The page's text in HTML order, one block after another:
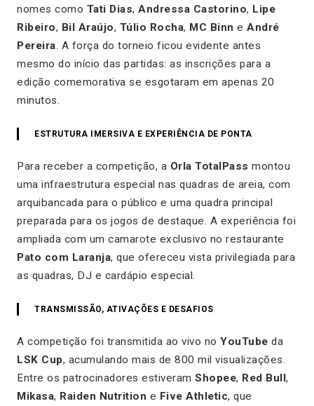
nomes como Tati Dias, Andressa Castorino, Lipe
Ribeiro, Bil Araújo, Túlio Rocha, MC Binn e André
Pereira. A força do torneio ficou evidente antes
mesmo do início das partidas: as inscrições para a
edição comemorativa se esgotaram em apenas 20
minutos.
ESTRUTURA IMERSIVA E EXPERIÊNCIA DE PONTA
Para receber a competição, a Orla TotalPass montou
uma infraestrutura especial nas quadras de areia, com
arquibancada para o público e uma quadra principal
preparada para os jogos de destaque. A experiência foi
ampliada com um camarote exclusivo no restaurante
Pato com Laranja, que ofereceu vista privilegiada para
as quadras, DJ e cardápio especial.
TRANSMISSÃO, ATIVAÇÕES E DESAFIOS
A competição foi transmitida ao vivo no YouTube da
LSK Cup, acumulando mais de 800 mil visualizações.
Entre os patrocinadores estiveram Shopee, Red Bull,
Mikasa, Raiden Nutrition e Five Athletic, que